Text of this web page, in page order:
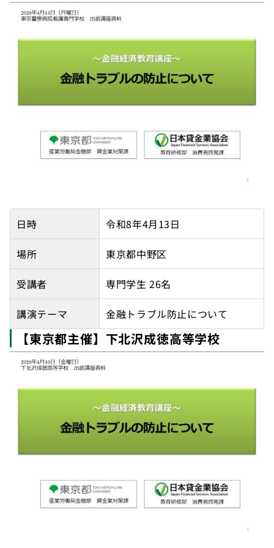
【東京都主催】東京警察病院看護専門学校の講師派遣実
日時 令和8年4月13日
場所 東京都中野区
受講者 専門学生 26名
講演テーマ 金融トラブル防止について
【東京都主催】下北沢成徳高等学校